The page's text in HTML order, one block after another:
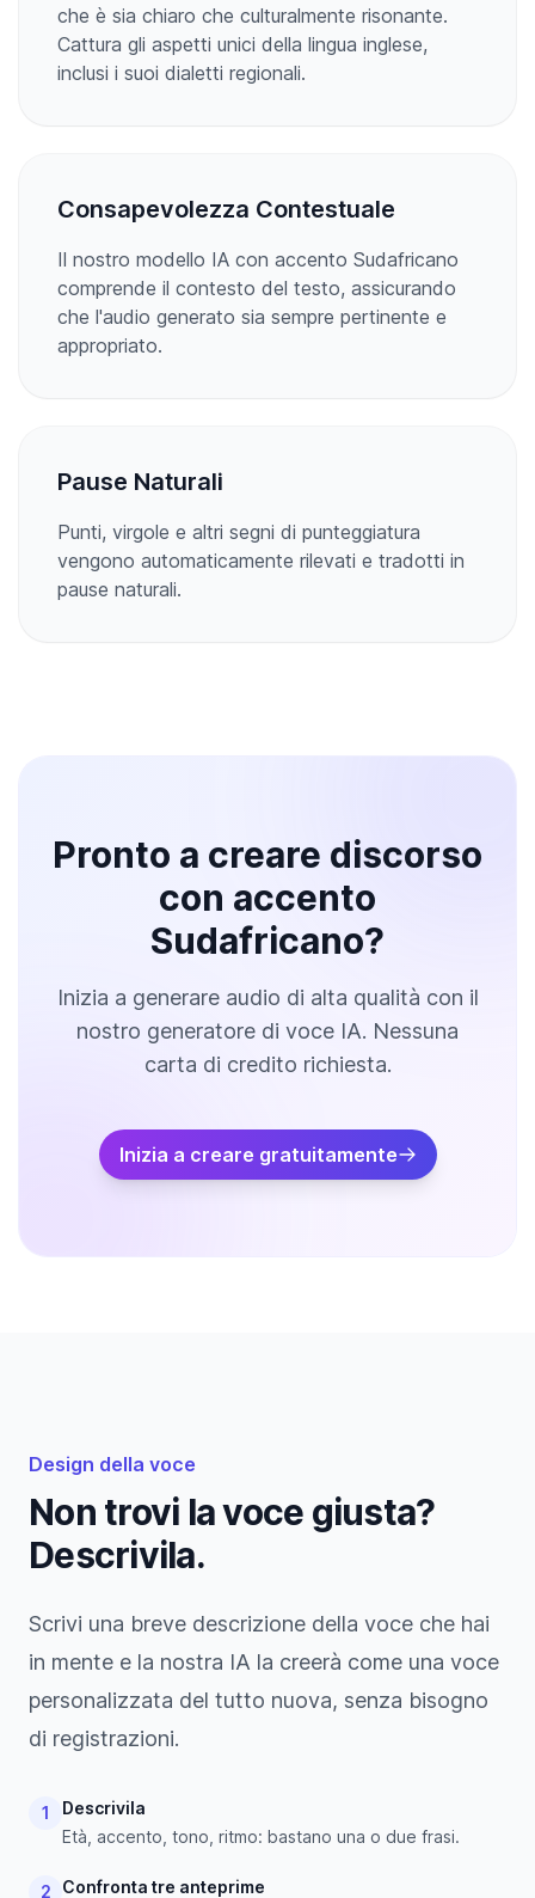
che è sia chiaro che culturalmente risonante.
Cattura gli aspetti unici della lingua inglese,
inclusi i suoi dialetti regionali.
Consapevolezza Contestuale
Il nostro modello IA con accento Sudafricano
comprende il contesto del testo, assicurando
che l'audio generato sia sempre pertinente e
appropriato.
Pause Naturali
Punti, virgole e altri segni di punteggiatura
vengono automaticamente rilevati e tradotti in
pause naturali.
Pronto a creare discorso
con accento
Sudafricano?
Inizia a generare audio di alta qualità con il
nostro generatore di voce IA. Nessuna
carta di credito richiesta.
Inizia a creare gratuitamente
Design della voce
Non trovi la voce giusta?
Descrivila.
Scrivi una breve descrizione della voce che hai
in mente e la nostra IA la creerà come una voce
personalizzata del tutto nuova, senza bisogno
di registrazioni.
1
Descrivila
Età, accento, tono, ritmo: bastano una o due frasi.
2 Confronta tre anteprime